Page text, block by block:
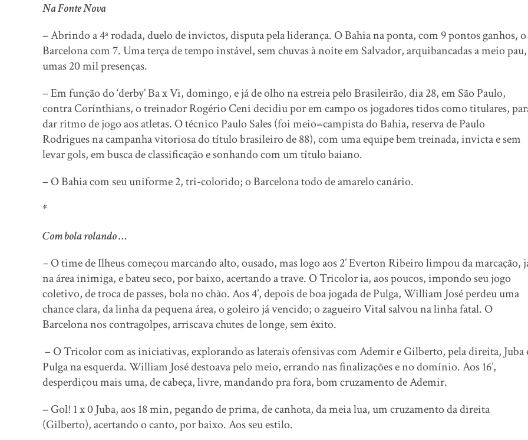
Na Fonte Nova
– Abrindo a 4ª rodada, duelo de invictos, disputa pela liderança. O Bahia na ponta, com 9 pontos ganhos, o
Barcelona com 7. Uma terça de tempo instável, sem chuvas à noite em Salvador, arquibancadas a meio pau,
umas 20 mil presenças.
– Em função do ‘derby’ Ba x Vi, domingo, e já de olho na estreia pelo Brasileirão, dia 28, em São Paulo,
contra Corínthians, o treinador Rogério Ceni decidiu por em campo os jogadores tidos como titulares,
dar ritmo de jogo aos atletas. O técnico Paulo Sales (foi meio=campista do Bahia, reserva de Paulo
Rodrigues na campanha vitoriosa do título brasileiro de 88), com uma equipe bem treinada, invicta e sem
levar gols, em busca de classificação e sonhando com um título baiano.
– O Bahia com seu uniforme 2, tri-colorido; o Barcelona todo de amarelo canário.
*
Com bola rolando …
–O time de Ilheus começou marcando alto, ousado, mas logo aos 2’ Everton Ribeiro limpou da marcação,
na área inimiga, e bateu seco, por baixo, acertando a trave. O Tricolor ia, aos poucos, impondo seu jogo
coletivo, de troca de passes, bola no chão. Aos 4’, depois de boa jogada de Pulga, William José perdeu uma
chance clara, da linha da pequena área, o goleiro já vencido; o zagueiro Vital salvou na linha fatal. O
Barcelona nos contragolpes, arriscava chutes de longe, sem êxito.
– O Tricolor com as iniciativas, explorando as laterais ofensivas com Ademir e Gilberto, pela direita, Juba
Pulga na esquerda. William José destoava pelo meio, errando nas finalizações e no domínio. Aos 16’,
desperdiçou mais uma, de cabeça, livre, mandando pra fora, bom cruzamento de Ademir.
– Gol! 1 x 0 Juba, aos 18 min, pegando de prima, de canhota, da meia lua, um cruzamento da direita
(Gilberto), acertando o canto, por baixo. Aos seu estilo.